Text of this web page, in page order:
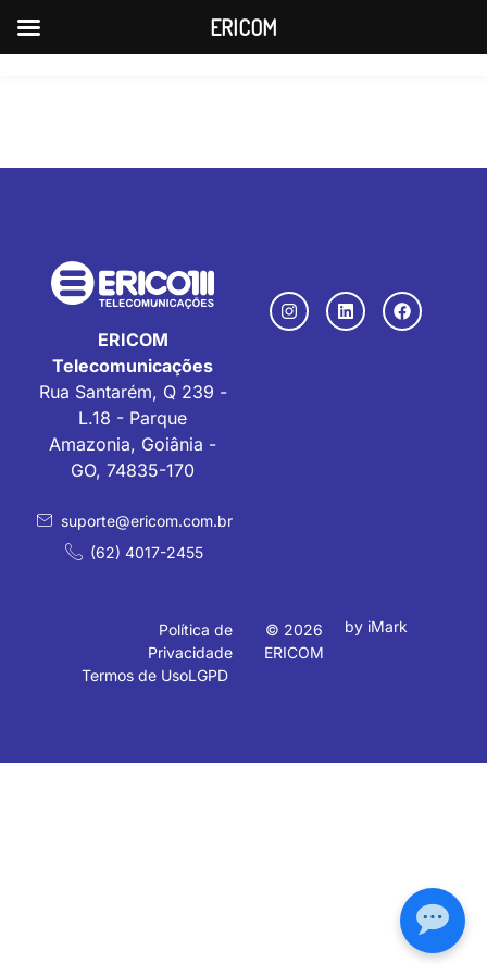
ERICOM
Telecomunicações
Rua Santarém, Q 239 -
L.18 - Parque
Amazonia, Goiânia -
GO, 74835-170
suporte@ericom.com.br
(62) 4017-2455
© 2026
ERICOM
by iMark
Política de
Privacidade
Termos de UsoLGPD
ERICOM